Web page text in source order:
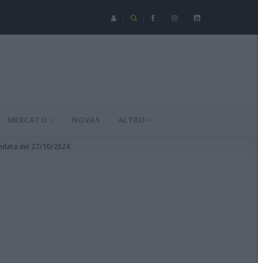
Serie C - Coppa Italia: Spezia-Torres posticipata a domenica 16
MERCATO NOVAS ALTRO
del 27/10/2024